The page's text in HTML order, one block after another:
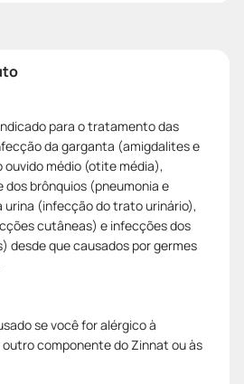
para o tratamento das
da garganta (amigdalites e
médio (otite média),
dos brônquios (pneumonia e
(infecção do trato urinário),
cutâneas) e infecções dos
desde que causados por germes
se você for alérgico à
componente do Zinnat ou às